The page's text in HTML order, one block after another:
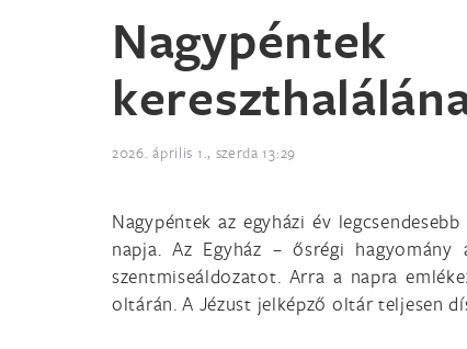
2026. április 1., szerda 13:29
Nagypéntek az egyházi év
napja. Az Egyház – ősrégi
szentmiseáldozatot. Arra a napra
oltárán. A Jézust jelképző oltár teljesen